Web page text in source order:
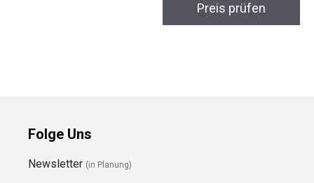
Preis prüfen
Folge Uns
Newsletter (in Planung)